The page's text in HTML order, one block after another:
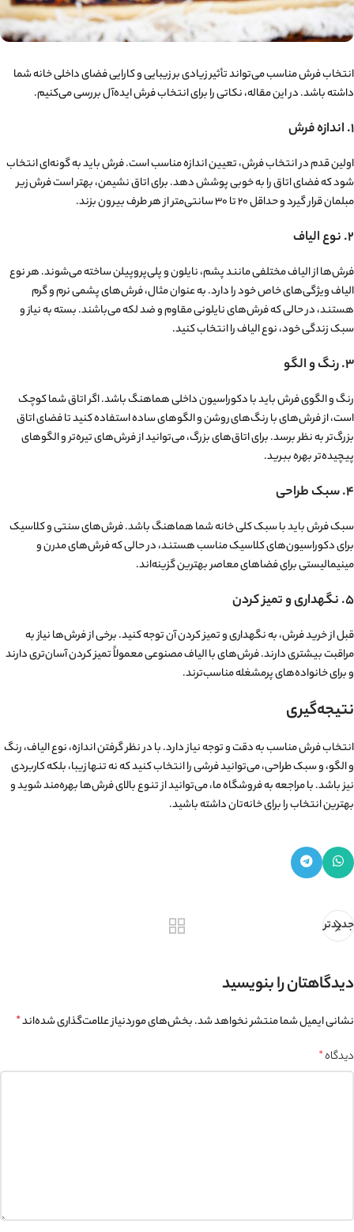
انتخاب فرش مناسب می‌تواند تأثیر زیادی بر زیبایی و کارایی فضای داخلی خانه شما
داشته باشد. در این مقاله، نکاتی را برای انتخاب فرش ایده‌آل بررسی می‌کنیم.
۱. اندازه فرش
اولین قدم در انتخاب فرش، تعیین اندازه مناسب است. فرش باید به گونه‌ای انتخاب
شود که فضای اتاق را به خوبی پوشش دهد. برای اتاق نشیمن، بهتر است فرش زیر
مبلمان قرار گیرد و حداقل ۲۰ تا ۳۰ سانتی‌متر از هر طرف بیرون بزند.
۲. نوع الیاف
فرش‌ها از الیاف مختلفی مانند پشم، نایلون و پلی‌پروپیلن ساخته می‌شوند. هر نوع
الیاف ویژگی‌های خاص خود را دارد. به عنوان مثال، فرش‌های پشمی نرم و گرم
هستند، در حالی که فرش‌های نایلونی مقاوم و ضد لکه می‌باشند. بسته به نیاز و
سبک زندگی خود، نوع الیاف را انتخاب کنید.
۳. رنگ و الگو
رنگ و الگوی فرش باید با دکوراسیون داخلی هماهنگ باشد. اگر اتاق شما کوچک
است، از فرش‌های با رنگ‌های روشن و الگوهای ساده استفاده کنید تا فضای اتاق
بزرگ‌تر به نظر برسد. برای اتاق‌های بزرگ، می‌توانید از فرش‌های تیره‌تر و الگوهای
پیچیده‌تر بهره ببرید.
۴. سبک طراحی
سبک فرش باید با سبک کلی خانه شما هماهنگ باشد. فرش‌های سنتی و کلاسیک
برای دکوراسیون‌های کلاسیک مناسب هستند، در حالی که فرش‌های مدرن و
مینیمالیستی برای فضاهای معاصر بهترین گزینه‌اند.
۵. نگهداری و تمیز کردن
قبل از خرید فرش، به نگهداری و تمیز کردن آن توجه کنید. برخی از فرش‌ها نیاز به
مراقبت بیشتری دارند. فرش‌های با الیاف مصنوعی معمولاً تمیز کردن آسان‌تری دارند
و برای خانواده‌های پرمشغله مناسب‌ترند.
نتیجه‌گیری
انتخاب فرش مناسب به دقت و توجه نیاز دارد. با در نظر گرفتن اندازه، نوع الیاف، رنگ
و الگو، و سبک طراحی، می‌توانید فرشی را انتخاب کنید که نه تنها زیبا، بلکه کاربردی
نیز باشد. با مراجعه به فروشگاه ما، می‌توانید از تنوع بالای فرش‌ها بهره‌مند شوید و
بهترین انتخاب را برای خانه‌تان داشته باشید.
جدیدتر
دیدگاهتان را بنویسید
نشانی ایمیل شما منتشر نخواهد شد.بخش‌های موردنیاز علامت‌گذاری شده‌اند*
دیدگاه*